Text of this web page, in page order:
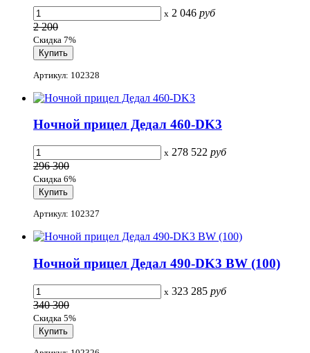
x 2 046 руб
2 200
Скидка 7%
Артикул: 102328
Ночной прицел Дедал 460-DK3
x 278 522 руб
296 300
Скидка 6%
Артикул: 102327
Ночной прицел Дедал 490-DK3 BW (100)
x 323 285 руб
340 300
Скидка 5%